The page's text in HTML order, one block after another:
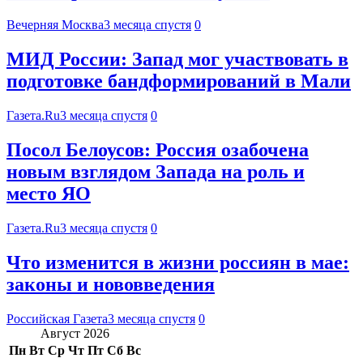
Вечерняя Москва3 месяца спустя 0
МИД России: Запад мог участвовать в
подготовке бандформирований в Мали
Газета.Ru3 месяца спустя 0
Посол Белоусов: Россия озабочена
новым взглядом Запада на роль и
место ЯО
Газета.Ru3 месяца спустя 0
Что изменится в жизни россиян в мае:
законы и нововведения
Российская Газета3 месяца спустя 0
Август 2026
Пн Вт Ср Чт Пт Сб Вс